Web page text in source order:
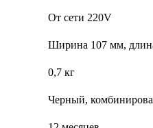
От сети 220V
Ширина 107 мм,
0,7 кг
Черный,